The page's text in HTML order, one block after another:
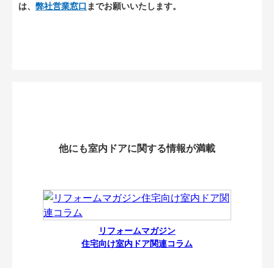
は、 弊社営業窓口 までお願いいたします。
他にも室内ドアに関する情報が満載
リフォームマガジン
住宅向け室内ドア関連コラム